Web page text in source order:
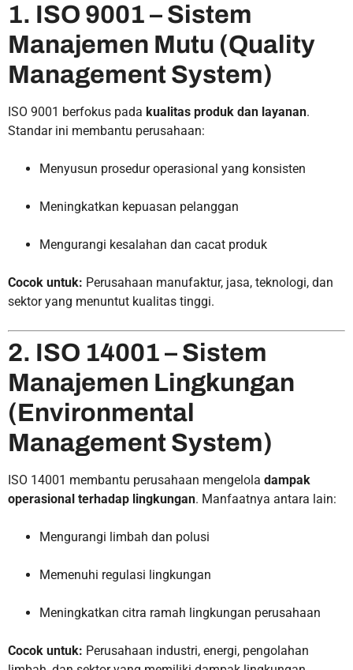
1. ISO 9001 – Sistem
Manajemen Mutu (Quality
Management System)
ISO 9001 berfokus pada kualitas produk dan layanan.
Standar ini membantu perusahaan:
Menyusun prosedur operasional yang konsisten
Meningkatkan kepuasan pelanggan
Mengurangi kesalahan dan cacat produk
Cocok untuk: Perusahaan manufaktur, jasa, teknologi, dan
sektor yang menuntut kualitas tinggi.
2. ISO 14001 – Sistem
Manajemen Lingkungan
(Environmental
Management System)
ISO 14001 membantu perusahaan mengelola dampak
operasional terhadap lingkungan. Manfaatnya antara lain:
Mengurangi limbah dan polusi
Memenuhi regulasi lingkungan
Meningkatkan citra ramah lingkungan perusahaan
Cocok untuk: Perusahaan industri, energi, pengolahan